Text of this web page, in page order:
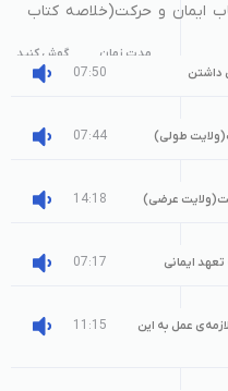
ایمان و حرکت(خلاصه کتاب
مدت زمان
گوش کنید
داشتن
07:50
طولی) 07:44
عرضی) 14:18
ایمانی 07:17
عمل به این
11:15